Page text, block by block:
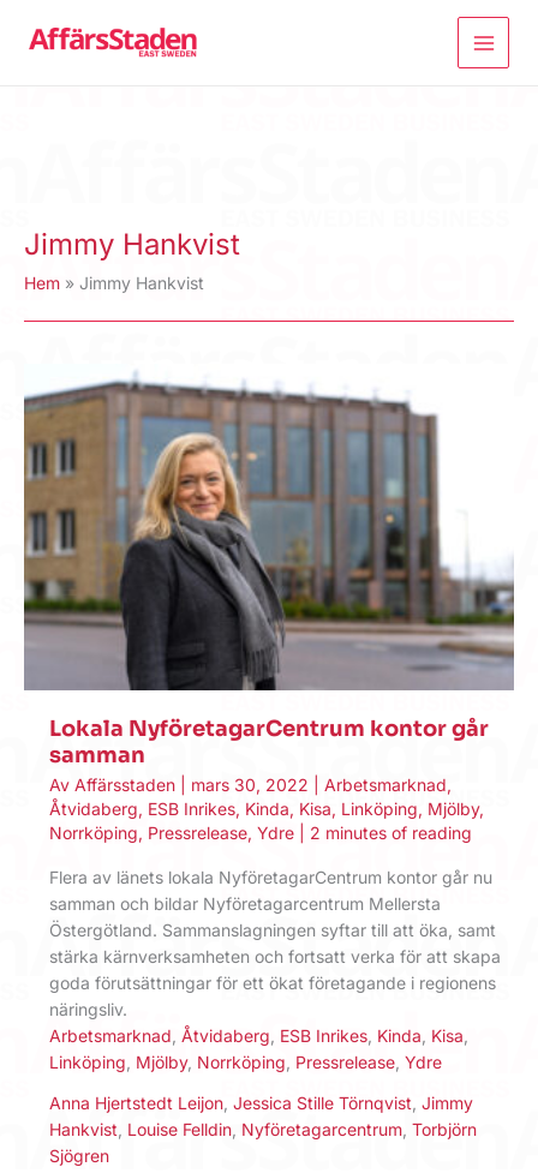
Jimmy Hankvist
Hem Jimmy Hankvist
Lokala NyföretagarCentrum kontor går
samman
Av Affärsstaden mars 30, 2022 Arbetsmarknad,
Åtvidaberg, ESB Inrikes, Kinda, Kisa, Linköping, Mjölby,
Norrköping, Pressrelease, Ydre 2 minutes of reading
Flera av länets lokala NyföretagarCentrum kontor går nu
samman och bildar Nyföretagarcentrum Mellersta
Östergötland. Sammanslagningen syftar till att öka, samt
stärka kärnverksamheten och fortsatt verka för att skapa
goda förutsättningar för ett ökat företagande i regionens
näringsliv.
Arbetsmarknad Åtvidaberg ESB Inrikes Kinda Kisa
Linköping Mjölby, Norrköping Pressrelease Ydre
Anna Hjertstedt Leijon Jessica Stille Törnqvist Jimmy
Hankvist Louise Felldin Nyföretagarcentrum Torbjörn
Sjögren